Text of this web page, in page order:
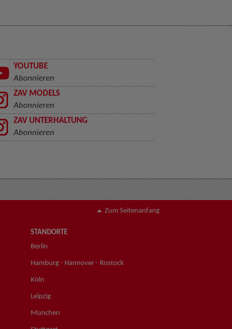
YOUTUBE
Abonnieren
ZAV MODELS
Abonnieren
ZAV UNTERHALTUNG
Abonnieren
Zum Seitenanfang
STANDORTE
Berlin
Hamburg - Hannover - Rostock
Köln
Leipzig
München